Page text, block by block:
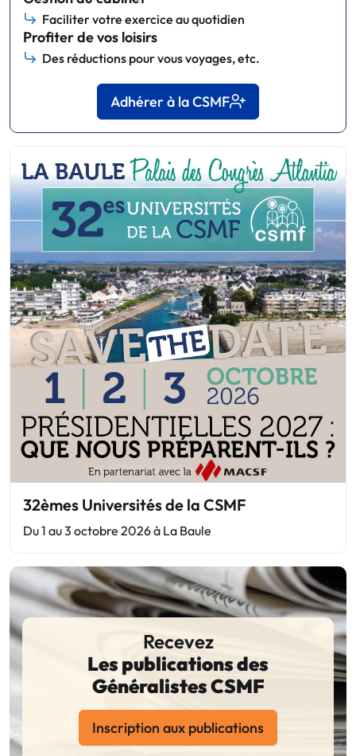
Faciliter votre exercice au quotidien
Profiter de vos loisirs
Des réductions pour vous voyages, etc.
Adhérer à la CSMF
32èmes Universités de la CSMF
Du 1 au 3 octobre 2026 à La Baule
Recevez
Les publications des
Généralistes CSMF
Inscription aux publications